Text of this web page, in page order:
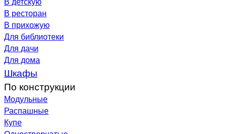
В ресторан
В прихожую
Для библиотеки
Для дачи
Для дома
Шкафы
По конструкции
Модульные
Распашные
Купе